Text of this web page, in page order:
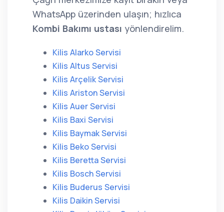
WhatsApp üzerinden ulaşın; hızlıca
Kombi Bakımı ustası yönlendirelim.
Kilis Alarko Servisi
Kilis Altus Servisi
Kilis Arçelik Servisi
Kilis Ariston Servisi
Kilis Auer Servisi
Kilis Baxi Servisi
Kilis Baymak Servisi
Kilis Beko Servisi
Kilis Beretta Servisi
Kilis Bosch Servisi
Kilis Buderus Servisi
Kilis Daikin Servisi